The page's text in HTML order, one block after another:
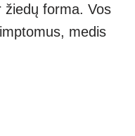
žiedų forma. Vos
medis